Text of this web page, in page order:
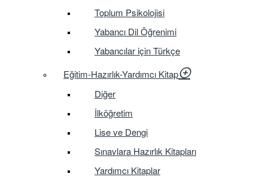
Toplum Psikolojisi
Yabancı Dil Öğrenimi
Yabancılar için Türkçe
Eğitim-Hazırlık-Yardımcı Kitap
Diğer
İlköğretim
Lise ve Dengi
Sınavlara Hazırlık Kitapları
Yardımcı Kitaplar